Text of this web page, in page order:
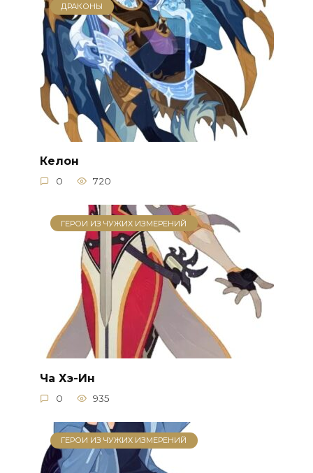
ДРАКОНЫ
Келон
0 720
ГЕРОИ ИЗ ЧУЖИХ ИЗМЕРЕНИЙ
Ча Хэ-Ин
0 935
ГЕРОИ ИЗ ЧУЖИХ ИЗМЕРЕНИЙ